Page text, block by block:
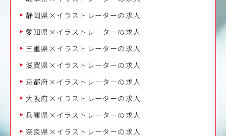
静岡県×イラストレーターの求人
愛知県×イラストレーターの求人
三重県×イラストレーターの求人
滋賀県×イラストレーターの求人
京都府×イラストレーターの求人
大阪府×イラストレーターの求人
兵庫県×イラストレーターの求人
奈良県×イラストレーターの求人